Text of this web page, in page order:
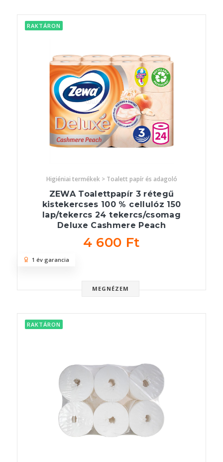
RAKTÁRON
Higiéniai termékek > Toalett papír és adagoló
ZEWA Toalettpapír 3 rétegű
kistekercses 100 % cellulóz 150
lap/tekercs 24 tekercs/csomag
Deluxe Cashmere Peach
4 600 Ft
MEGNÉZEM
1 év garancia
RAKTÁRON